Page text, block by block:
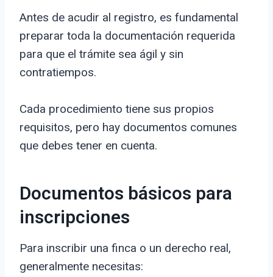
Antes de acudir al registro, es fundamental
preparar toda la documentación requerida
para que el trámite sea ágil y sin
contratiempos.
Cada procedimiento tiene sus propios
requisitos, pero hay documentos comunes
que debes tener en cuenta.
Documentos básicos para
inscripciones
Para inscribir una finca o un derecho real,
generalmente necesitas: